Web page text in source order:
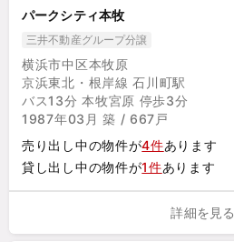
パークシティ本牧
三井不動産グループ分譲
横浜市中区本牧原
京浜東北・根岸線 石川町駅
バス13分 本牧宮原 停歩3分
1987年03月 築 / 667戸
売り出し中の物件が4件あります
貸し出し中の物件が1件あります
詳細を見る